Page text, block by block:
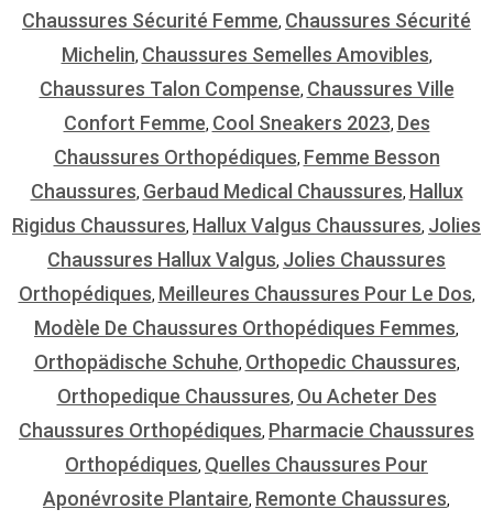
Chaussures Sécurité Femme, Chaussures Sécurité
Michelin, Chaussures Semelles Amovibles,
Chaussures Talon Compense, Chaussures Ville
Confort Femme, Cool Sneakers 2023, Des
Chaussures Orthopédiques, Femme Besson
Chaussures, Gerbaud Medical Chaussures, Hallux
Rigidus Chaussures, Hallux Valgus Chaussures, Jolies
Chaussures Hallux Valgus, Jolies Chaussures
Orthopédiques, Meilleures Chaussures Pour Le Dos,
Modèle De Chaussures Orthopédiques Femmes,
Orthopädische Schuhe, Orthopedic Chaussures,
Orthopedique Chaussures, Ou Acheter Des
Chaussures Orthopédiques, Pharmacie Chaussures
Orthopédiques, Quelles Chaussures Pour
Aponévrosite Plantaire, Remonte Chaussures,